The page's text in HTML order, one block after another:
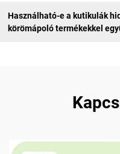
Használható-e a kutikulák
körömápoló termékekkel